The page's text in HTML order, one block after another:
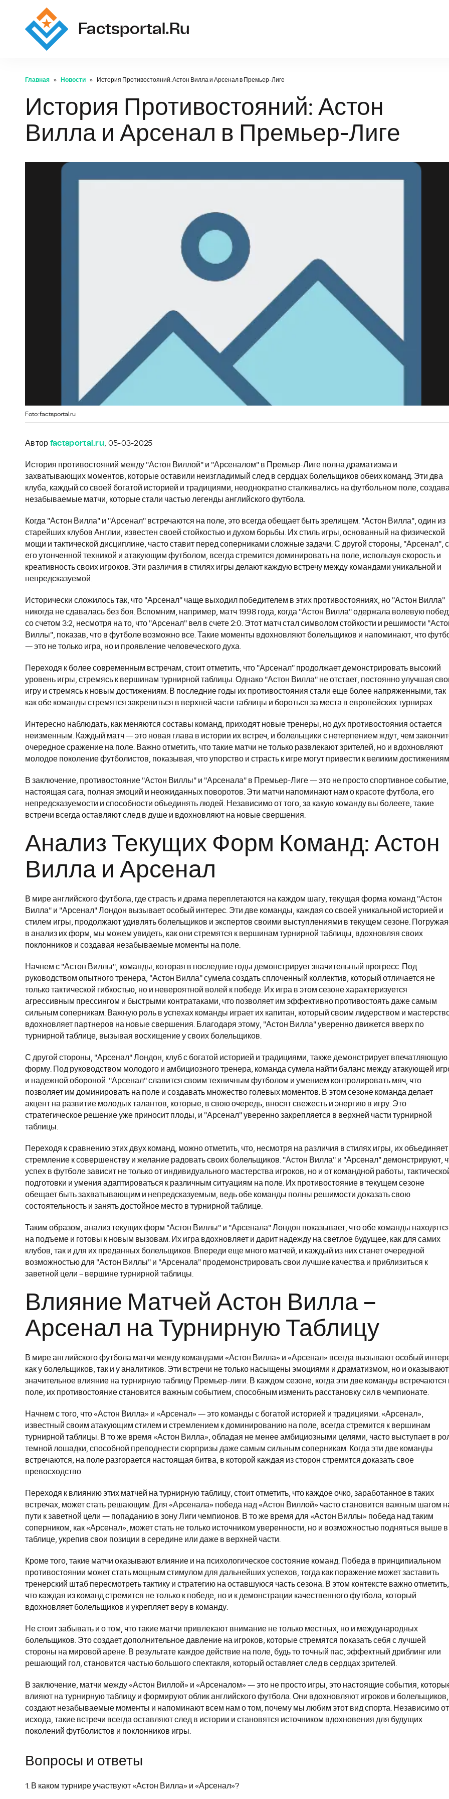
Factsportal.ru
Главная Новости История Противостояний: Астон Вилла и Арсенал в Премьер-Лиге
История Противостояний: Астон
Вилла и Арсенал в Премьер-Лиге
Foto: factsportal.ru
Автор factsportal.ru, 05-03-2025
История противостояний между "Астон Виллой" и "Арсеналом" в Премьер-Лиге полна драматизма и
захватывающих моментов, которые оставили неизгладимый след в сердцах болельщиков обеих команд. Эти два
клуба, каждый со своей богатой историей и традициями, неоднократно сталкивались на футбольном поле,
незабываемые матчи, которые стали частью легенды английского футбола.
Когда "Астон Вилла" и "Арсенал" встречаются на поле, это всегда обещает быть зрелищем. "Астон Вилла", один из
старейших клубов Англии, известен своей стойкостью и духом борьбы. Их стиль игры, основанный на физической
мощи и тактической дисциплине, часто ставит перед соперниками сложные задачи. С другой стороны, "Арсенал", с
его утонченной техникой и атакующим футболом, всегда стремится доминировать на поле, используя скорость и
креативность своих игроков. Эти различия в стилях игры делают каждую встречу между командами уникальной и
непредсказуемой.
Исторически сложилось так, что "Арсенал" чаще выходил победителем в этих противостояниях, но "Астон Вилла"
никогда не сдавалась без боя. Вспомним, например, матч 1998 года, когда "Астон Вилла" одержала волевую
со счетом 3:2, несмотря на то, что "Арсенал" вел в счете 2:0. Этот матч стал символом стойкости и решимости
Виллы", показав, что в футболе возможно все. Такие моменты вдохновляют болельщиков и напоминают, что
— это не только игра, но и проявление человеческого духа.
Переходя к более современным встречам, стоит отметить, что "Арсенал" продолжает демонстрировать высокий
уровень игры, стремясь к вершинам турнирной таблицы. Однако "Астон Вилла" не отстает, постоянно улучшая
игру и стремясь к новым достижениям. В последние годы их противостояния стали еще более напряженными, так
как обе команды стремятся закрепиться в верхней части таблицы и бороться за места в европейских турнирах.
Интересно наблюдать, как меняются составы команд, приходят новые тренеры, но дух противостояния остается
неизменным. Каждый матч — это новая глава в истории их встреч, и болельщики с нетерпением ждут, чем
очередное сражение на поле. Важно отметить, что такие матчи не только развлекают зрителей, но и вдохновляют
молодое поколение футболистов, показывая, что упорство и страсть к игре могут привести к великим
В заключение, противостояние "Астон Виллы" и "Арсенала" в Премьер-Лиге — это не просто спортивное
настоящая сага, полная эмоций и неожиданных поворотов. Эти матчи напоминают нам о красоте футбола, его
непредсказуемости и способности объединять людей. Независимо от того, за какую команду вы болеете, такие
встречи всегда оставляют след в душе и вдохновляют на новые свершения.
Анализ Текущих Форм Команд: Астон
Вилла и Арсенал
В мире английского футбола, где страсть и драма переплетаются на каждом шагу, текущая форма команд "Астон
Вилла" и "Арсенал" Лондон вызывает особый интерес. Эти две команды, каждая со своей уникальной историей и
стилем игры, продолжают удивлять болельщиков и экспертов своими выступлениями в текущем сезоне.
в анализ их форм, мы можем увидеть, как они стремятся к вершинам турнирной таблицы, вдохновляя своих
поклонников и создавая незабываемые моменты на поле.
Начнем с "Астон Виллы", команды, которая в последние годы демонстрирует значительный прогресс. Под
руководством опытного тренера, "Астон Вилла" сумела создать сплоченный коллектив, который отличается не
только тактической гибкостью, но и невероятной волей к победе. Их игра в этом сезоне характеризуется
агрессивным прессингом и быстрыми контратаками, что позволяет им эффективно противостоять даже самым
сильным соперникам. Важную роль в успехах команды играет их капитан, который своим лидерством и
вдохновляет партнеров на новые свершения. Благодаря этому, "Астон Вилла" уверенно движется вверх по
турнирной таблице, вызывая восхищение у своих болельщиков.
С другой стороны, "Арсенал" Лондон, клуб с богатой историей и традициями, также демонстрирует впечатляющую
форму. Под руководством молодого и амбициозного тренера, команда сумела найти баланс между атакующей
и надежной обороной. "Арсенал" славится своим техничным футболом и умением контролировать мяч, что
позволяет им доминировать на поле и создавать множество голевых моментов. В этом сезоне команда делает
акцент на развитие молодых талантов, которые, в свою очередь, вносят свежесть и энергию в игру. Это
стратегическое решение уже приносит плоды, и "Арсенал" уверенно закрепляется в верхней части турнирной
таблицы.
Переходя к сравнению этих двух команд, можно отметить, что, несмотря на различия в стилях игры, их объединяет
стремление к совершенству и желание радовать своих болельщиков. "Астон Вилла" и "Арсенал" демонстрируют,
успех в футболе зависит не только от индивидуального мастерства игроков, но и от командной работы,
подготовки и умения адаптироваться к различным ситуациям на поле. Их противостояние в текущем сезоне
обещает быть захватывающим и непредсказуемым, ведь обе команды полны решимости доказать свою
состоятельность и занять достойное место в турнирной таблице.
Таким образом, анализ текущих форм "Астон Виллы" и "Арсенала" Лондон показывает, что обе команды
на подъеме и готовы к новым вызовам. Их игра вдохновляет и дарит надежду на светлое будущее, как для самих
клубов, так и для их преданных болельщиков. Впереди еще много матчей, и каждый из них станет очередной
возможностью для "Астон Виллы" и "Арсенала" продемонстрировать свои лучшие качества и приблизиться к
заветной цели – вершине турнирной таблицы.
Влияние Матчей Астон Вилла –
Арсенал на Турнирную Таблицу
В мире английского футбола матчи между командами «Астон Вилла» и «Арсенал» всегда вызывают особый
как у болельщиков, так и у аналитиков. Эти встречи не только насыщены эмоциями и драматизмом, но и оказывают
значительное влияние на турнирную таблицу Премьер-лиги. В каждом сезоне, когда эти две команды встречаются
поле, их противостояние становится важным событием, способным изменить расстановку сил в чемпионате.
Начнем с того, что «Астон Вилла» и «Арсенал» — это команды с богатой историей и традициями. «Арсенал»,
известный своим атакующим стилем и стремлением к доминированию на поле, всегда стремится к вершинам
турнирной таблицы. В то же время «Астон Вилла», обладая не менее амбициозными целями, часто выступает в
темной лошадки, способной преподнести сюрпризы даже самым сильным соперникам. Когда эти две команды
встречаются, на поле разгорается настоящая битва, в которой каждая из сторон стремится доказать свое
превосходство.
Переходя к влиянию этих матчей на турнирную таблицу, стоит отметить, что каждое очко, заработанное в таких
встречах, может стать решающим. Для «Арсенала» победа над «Астон Виллой» часто становится важным шагом
пути к заветной цели — попаданию в зону Лиги чемпионов. В то же время для «Астон Виллы» победа над таким
соперником, как «Арсенал», может стать не только источником уверенности, но и возможностью подняться выше в
таблице, укрепив свои позиции в середине или даже в верхней части.
Кроме того, такие матчи оказывают влияние и на психологическое состояние команд. Победа в принципиальном
противостоянии может стать мощным стимулом для дальнейших успехов, тогда как поражение может заставить
тренерский штаб пересмотреть тактику и стратегию на оставшуюся часть сезона. В этом контексте важно отметить,
что каждая из команд стремится не только к победе, но и к демонстрации качественного футбола, который
вдохновляет болельщиков и укрепляет веру в команду.
Не стоит забывать и о том, что такие матчи привлекают внимание не только местных, но и международных
болельщиков. Это создает дополнительное давление на игроков, которые стремятся показать себя с лучшей
стороны на мировой арене. В результате каждое действие на поле, будь то точный пас, эффектный дриблинг или
решающий гол, становится частью большого спектакля, который оставляет след в сердцах зрителей.
В заключение, матчи между «Астон Виллой» и «Арсеналом» — это не просто игры, это настоящие события,
влияют на турнирную таблицу и формируют облик английского футбола. Они вдохновляют игроков и болельщиков,
создают незабываемые моменты и напоминают всем нам о том, почему мы любим этот вид спорта. Независимо от
исхода, такие встречи всегда оставляют след в истории и становятся источником вдохновения для будущих
поколений футболистов и поклонников игры.
Вопросы и ответы
1. В каком турнире участвуют «Астон Вилла» и «Арсенал»?